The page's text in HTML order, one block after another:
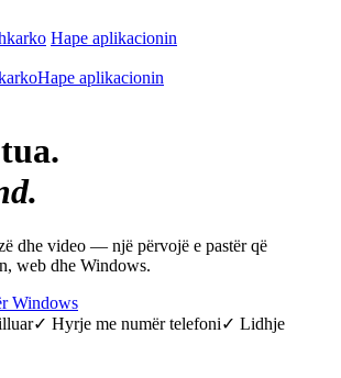
Hape aplikacionin
Hape aplikacionin
dhe video — një përvojë e pastër që
web dhe Windows.
Windows
✓ Hyrje me numër telefoni✓ Lidhje